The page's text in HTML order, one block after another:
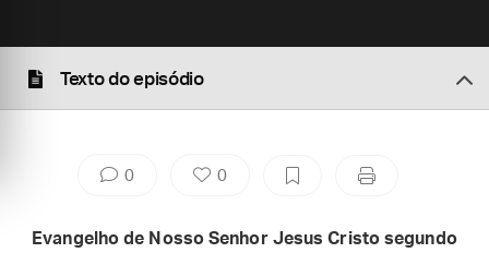
Texto do episódio
0 0
Evangelho de Nosso Senhor Jesus Cristo segundo